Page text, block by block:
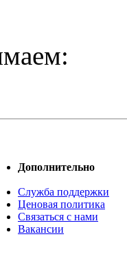
Дополнительно
Служба поддержки
Ценовая политика
Связаться с нами
Вакансии